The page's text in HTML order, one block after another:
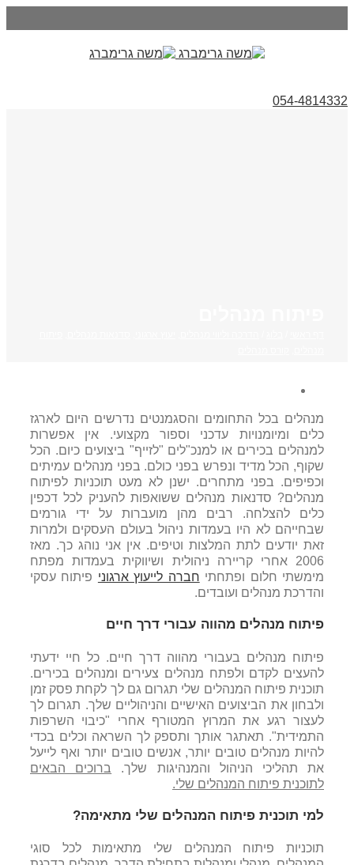
054-4814332
מנהלים בכל התחומים והסגמנטים נדרשים היום לארגז
כלים ומיומנויות עדכני וספור מקצועי. אין אפשרות
למנהלים בכירים או למנכ"לים "לזייף" ביצועים כיום. הכל
שקוף, הכל מדיד ונפרש בפני כולם. בפני מנהלים עמיתים
וכפיפים. בפני מתחרים. ישנן לא מעט תוכניות לפיתוח
מנהלים? סדנאות מנהלים ששואפות להעניק לכל דכפין
כלים להצלחה. רבים מהן מועברות על ידי גורמים
שבחייהם לא היו בעמדות ניהול בעולם העסקים ולמרות
זאת יודעים לתת המלצות וטיפים. אין אני נוהג כך. מאז
2006 אחרי קריירה ניהולית ושיווקית בעמדות מפתח
מימשתי חלום ופתחתי חברה לייעוץ ארגוני פיתוח עסקי
והדרכת מנהלים ועובדים.
פיתוח מנהלים מהווה עבורי דרך חיים
פיתוח מנהלים בעבורי מהווה דרך חיים. כל חיי ידעתי
להעצים לקדם ולפתח מנהלים צעירים ומנהלים בכירים.
תוכנית פיתוח המנהלים שלי תגרום גם לך לקחת פסק זמן
ולבחון את הביצועים האישיים והניהוליים שלך. תגרום לך
לעצור רגע את המרוץ המטורף אחרי "כיבוי השרפות
התמידית". תאתגר אותך ותספק לך השראה וכלים בכדי
להיות מנהלים טובים יותר, אנשים טובים יותר ואף לייעל
את תהליכי הניהול והמנהיגות שלך. ברוכים הבאים
לתוכנית פיתוח המנהלים שלי.
למי תוכנית פיתוח המנהלים שלי מתאימה?
תוכניות פיתוח המנהלים שלי מתאימות לכל סוגי